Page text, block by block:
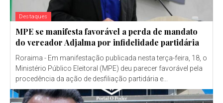
Destaques
MPE se manifesta favorável a perda de mandato
do vereador Adjalma por infidelidade partidária
Roraima - Em manifestação publicada nesta terça-feira, 18, o
Ministério Público Eleitoral (MPE) deu parecer favorável pela
procedência da ação de desfiliação partidária e...